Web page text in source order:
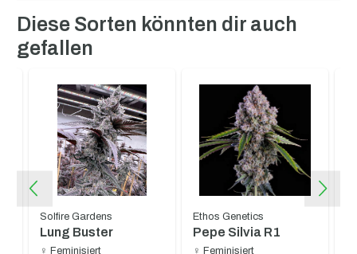
Produktgalerie überspringen
Diese Sorten könnten dir auch
gefallen
Solfire Gardens
Lung Buster
♀ Feminisiert
Ethos Genetics
Pepe Silvia R1
♀ Feminisiert